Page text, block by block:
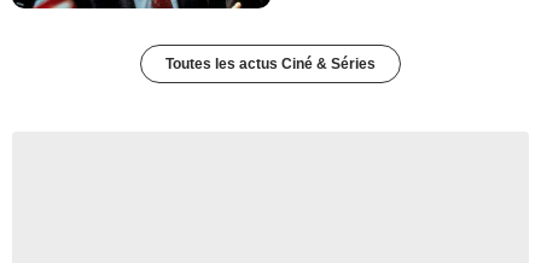
Toutes les actus Ciné & Séries